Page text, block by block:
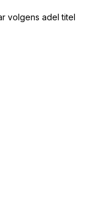
volgens adel titel